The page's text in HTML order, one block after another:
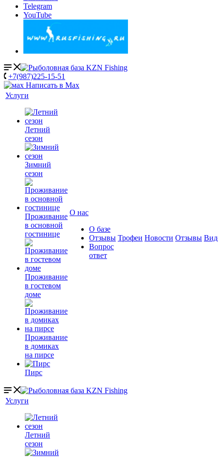
Telegram
YouTube
+7(987)225-15-51
Написать в Мах
Услуги
Летний
сезон
Зимний
сезон
Проживание
в основной
гостинице
Проживание
в гостевом
доме
Проживание
в домиках
на пирсе
Пирс
О нас
О базе
Отзывы
Вопрос
ответ
Трофеи Новости Отзывы
Услуги
Летний
сезон